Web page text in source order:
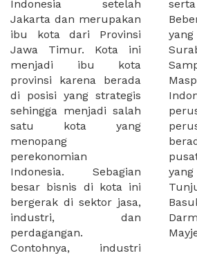
Indonesia setelah
Jakarta dan merupakan
ibu kota dari Provinsi
Jawa Timur. Kota ini
menjadi ibu kota
provinsi karena berada
di posisi yang strategis
sehingga menjadi salah
satu kota yang
menopang
perekonomian
Indonesia. Sebagian
besar bisnis di kota ini
bergerak di sektor jasa,
industri, dan
perdagangan.
Contohnya, industri
serta elektronik.
Beberapa perusahaan
yang berkantor pusat di
Surabaya adalah PT
Sampoerna Tbk,
Maspion dan Uniliver
Indonesia, dimana
perusahaan-
perusahaan tersebut
berada di kawasan
pusat bisnis Surabaya
yang berada di Jalan
Tunjungan, Ahmad Yani,
Basuki Rahmat, Bukit
Darmo, dan Jalan